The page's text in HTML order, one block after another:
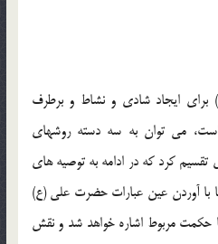
ايجاد شادي و نشاط و برطرف
مي توان به سه دسته روشهاي
کرد که در ادامه به توصيه هاي
با آوردن عين عبارات حضرت علي (ع)
حکمت مربوط اشاره خواهد شد و نقش